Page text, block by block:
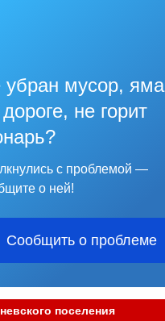
убран мусор, яма
не горит
с проблемой —
о ней!
Сообщить о проблеме
поселения